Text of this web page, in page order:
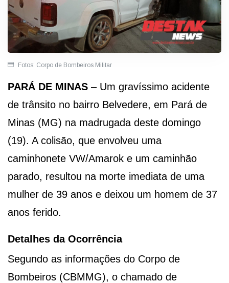
Fotos: Corpo de Bombeiros Militar
PARÁ DE MINAS – Um gravíssimo acidente
de trânsito no bairro Belvedere, em Pará de
Minas (MG) na madrugada deste domingo
(19). A colisão, que envolveu uma
caminhonete VW/Amarok e um caminhão
parado, resultou na morte imediata de uma
mulher de 39 anos e deixou um homem de 37
anos ferido.
Detalhes da Ocorrência
Segundo as informações do Corpo de
Bombeiros (CBMMG), o chamado de